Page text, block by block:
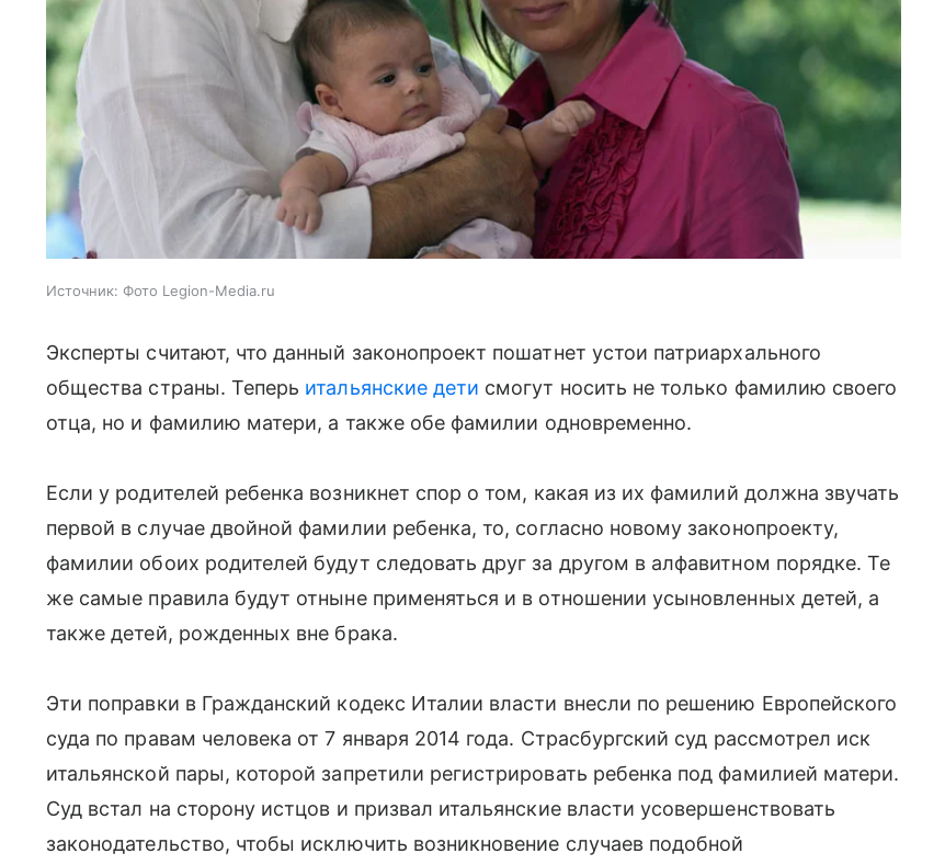
Источник: Фото Legion-Media.ru
Эксперты считают, что данный законопроект пошатнет устои патриархального
общества страны. Теперь итальянские дети смогут носить не только фамилию своего
отца, но и фамилию матери, а также обе фамилии одновременно.
Если у родителей ребенка возникнет спор о том, какая из их фамилий должна звучать
первой в случае двойной фамилии ребенка, то, согласно новому законопроекту,
фамилии обоих родителей будут следовать друг за другом в алфавитном порядке. Те
же самые правила будут отныне применяться и в отношении усыновленных детей, а
также детей, рожденных вне брака.
Эти поправки в Гражданский кодекс Италии власти внесли по решению Европейского
суда по правам человека от 7 января 2014 года. Страсбургский суд рассмотрел иск
итальянской пары, которой запретили регистрировать ребенка под фамилией матери.
Суд встал на сторону истцов и призвал итальянские власти усовершенствовать
законодательство, чтобы исключить возникновение случаев подобной